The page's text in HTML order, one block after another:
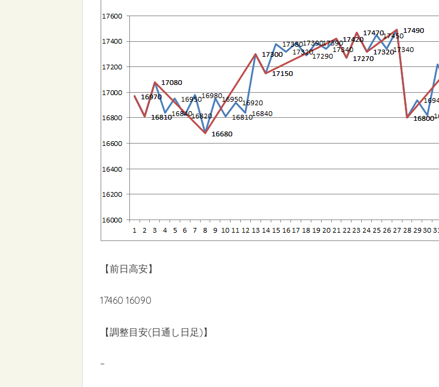
【前日高安】
17460 16090
【調整目安(日通し日足)】
–